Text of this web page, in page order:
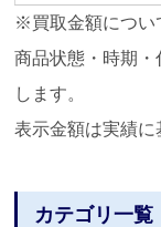
※買取金額につい
商品状態・時期
します。
表示金額は実績に
カテゴリ一覧